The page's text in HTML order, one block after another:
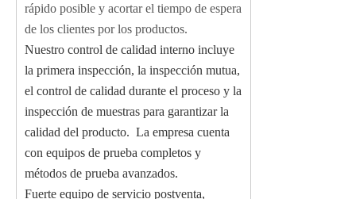
rápido posible y acortar el tiempo de espera
de los clientes por los productos.
Nuestro control de calidad interno incluye
la primera inspección, la inspección mutua,
el control de calidad durante el proceso y la
inspección de muestras para garantizar la
calidad del producto. La empresa cuenta
con equipos de prueba completos y
métodos de prueba avanzados.
Fuerte equipo de servicio postventa,